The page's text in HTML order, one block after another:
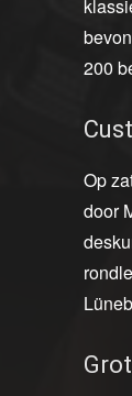
200
Op
door